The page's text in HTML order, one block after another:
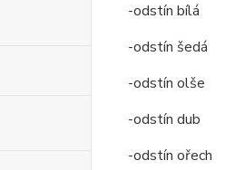
-odstín bílá
-odstín šedá
-odstín olše
-odstín dub
-odstín ořech